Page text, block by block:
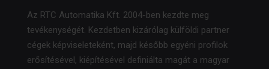
Az RTC Automatika Kft. 2004-ben kezdte meg
tevékenységét. Kezdetben kizárólag külföldi partner
cégek képviseleteként, majd később egyéni profilok
erősítésével, kiépítésével definiálta magát a magyar